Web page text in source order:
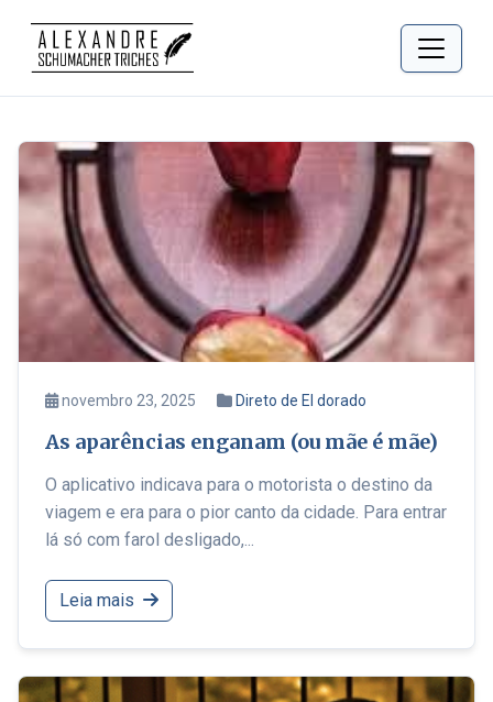
novembro 23, 2025 Direto de El dorado
As aparências enganam (ou mãe é mãe)
O aplicativo indicava para o motorista o destino da
viagem e era para o pior canto da cidade. Para entrar
lá só com farol desligado,...
Leia mais